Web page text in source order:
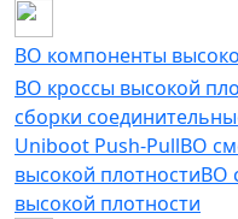
ВО компоненты
ВО кроссы высокой
сборки
Uniboot Push-PullВО
высокой плотностиВО
высокой плотности